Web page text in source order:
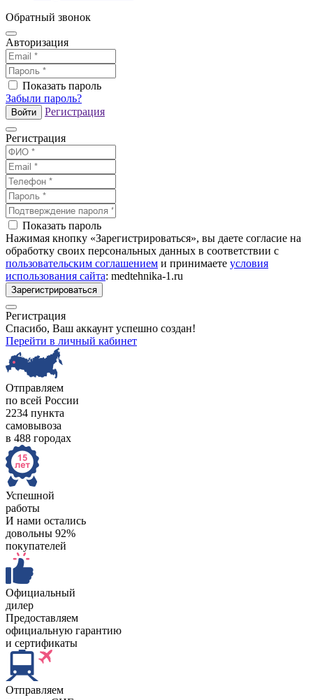
Обратный звонок
Авторизация
Показать пароль
Забыли пароль?
Войти Регистрация
Регистрация
Показать пароль
Нажимая кнопку «Зарегистрироваться», вы даете согласие на
обработку своих персональных данных в соответствии с
пользовательским соглашением и принимаете условия
использования сайта: medtehnika-1.ru
Зарегистрироваться
Регистрация
Спасибо, Ваш аккаунт успешно создан!
Перейти в личный кабинет
Отправляем
по всей России
2234 пункта
самовывоза
в 488 городах
Успешной
работы
И нами остались
довольны 92%
покупателей
Официальный
дилер
Предоставляем
официальную гарантию
и сертификаты
Отправляем